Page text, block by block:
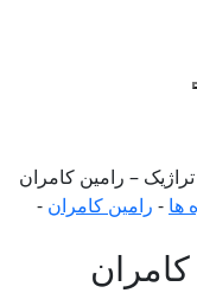
تراژیک – رامین کامران
ها - رامین کامران -